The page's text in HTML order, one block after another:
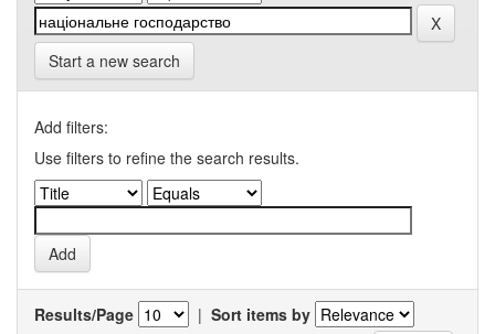
Start a new search
Add filters:
Use filters to refine the search results.
Results/Page | Sort items by